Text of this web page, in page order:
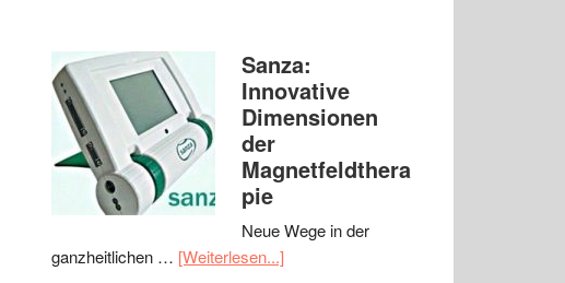
Sanza:
Innovative
Dimensionen
der
Magnetfeldthera
pie
Neue Wege in der
ganzheitlichen … [Weiterlesen...]